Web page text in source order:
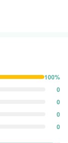
100%
0
0
0
0